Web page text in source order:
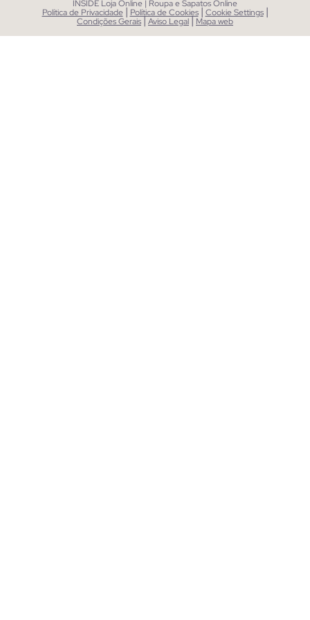
INSIDE Loja Online | Roupa e Sapatos Online
Política de Privacidade | Política de Cookies | Cookie Settings |
Condições Gerais|Aviso Legal| Mapa web